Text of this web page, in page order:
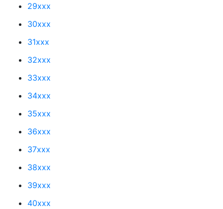
29xxx
30xxx
31xxx
32xxx
33xxx
34xxx
35xxx
36xxx
37xxx
38xxx
39xxx
40xxx